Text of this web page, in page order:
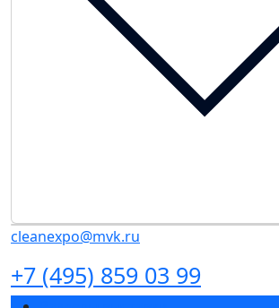
cleanexpo@mvk.ru
+7 (495) 859 03 99